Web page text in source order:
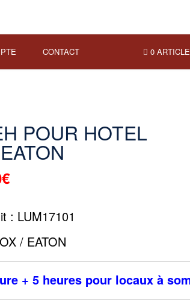
CONTACT 0 ARTICLE
POUR HOTEL
€
: LUM17101
/ EATON
+ 5 heures pour locaux à